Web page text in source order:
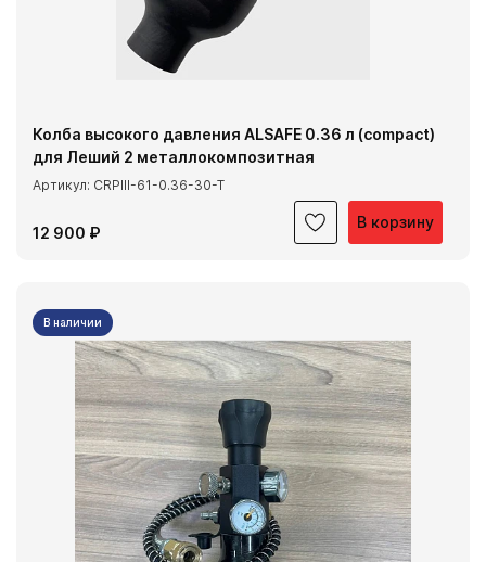
В корзину
Колба высокого давления ALSAFE 0.36 л (compact)
для Леший 2 металлокомпозитная
Артикул: CRPIII-61-0.36-30-T
12 900 ₽
В наличии